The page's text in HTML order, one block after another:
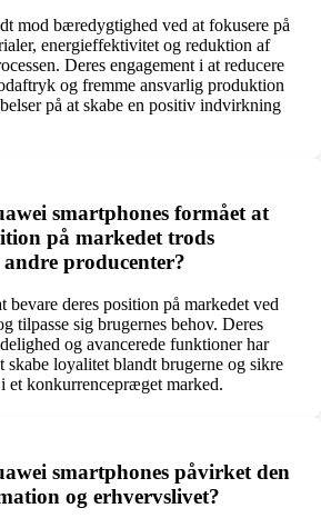
mod bæredygtighed ved at fokusere på
energieffektivitet og reduktion af
Deres engagement i at reducere
og fremme ansvarlig produktion
på at skabe en positiv indvirkning
smartphones formået at
på markedet trods
producenter?
bevare deres position på markedet ved
tilpasse sig brugernes behov. Deres
og avancerede funktioner har
loyalitet blandt brugerne og sikre
i et konkurrencepræget marked.
smartphones påvirket den
og erhvervslivet?